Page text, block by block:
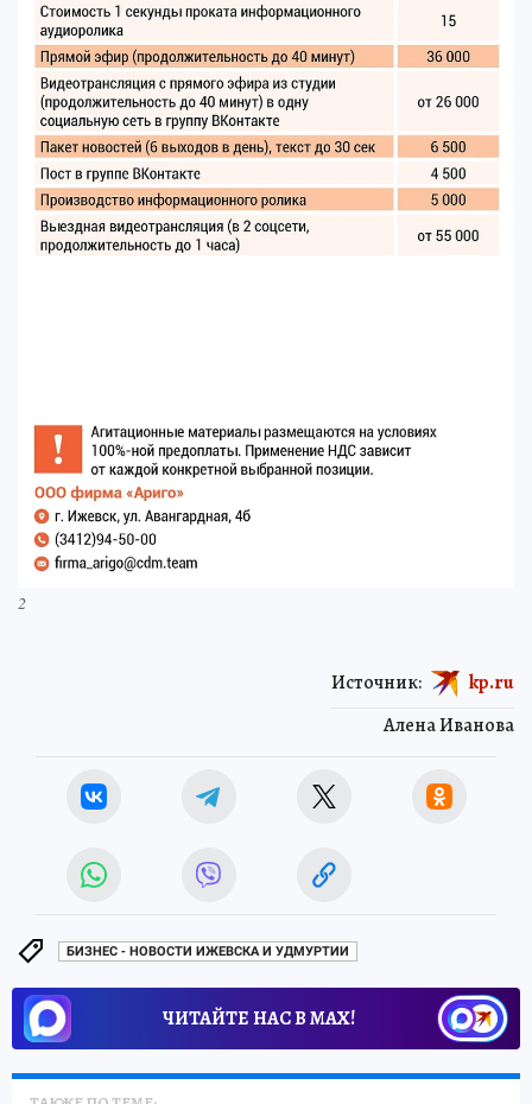
2
Алена Иванова
Источник: kp.ru
БИЗНЕС - НОВОСТИ ИЖЕВСКА И УДМУРТИИ
ЧИТАЙТЕ НАС В МАХ!